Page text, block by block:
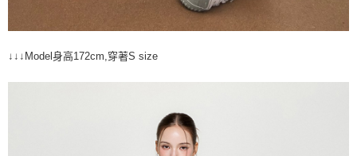
↓↓↓Model身高172cm,穿著S size